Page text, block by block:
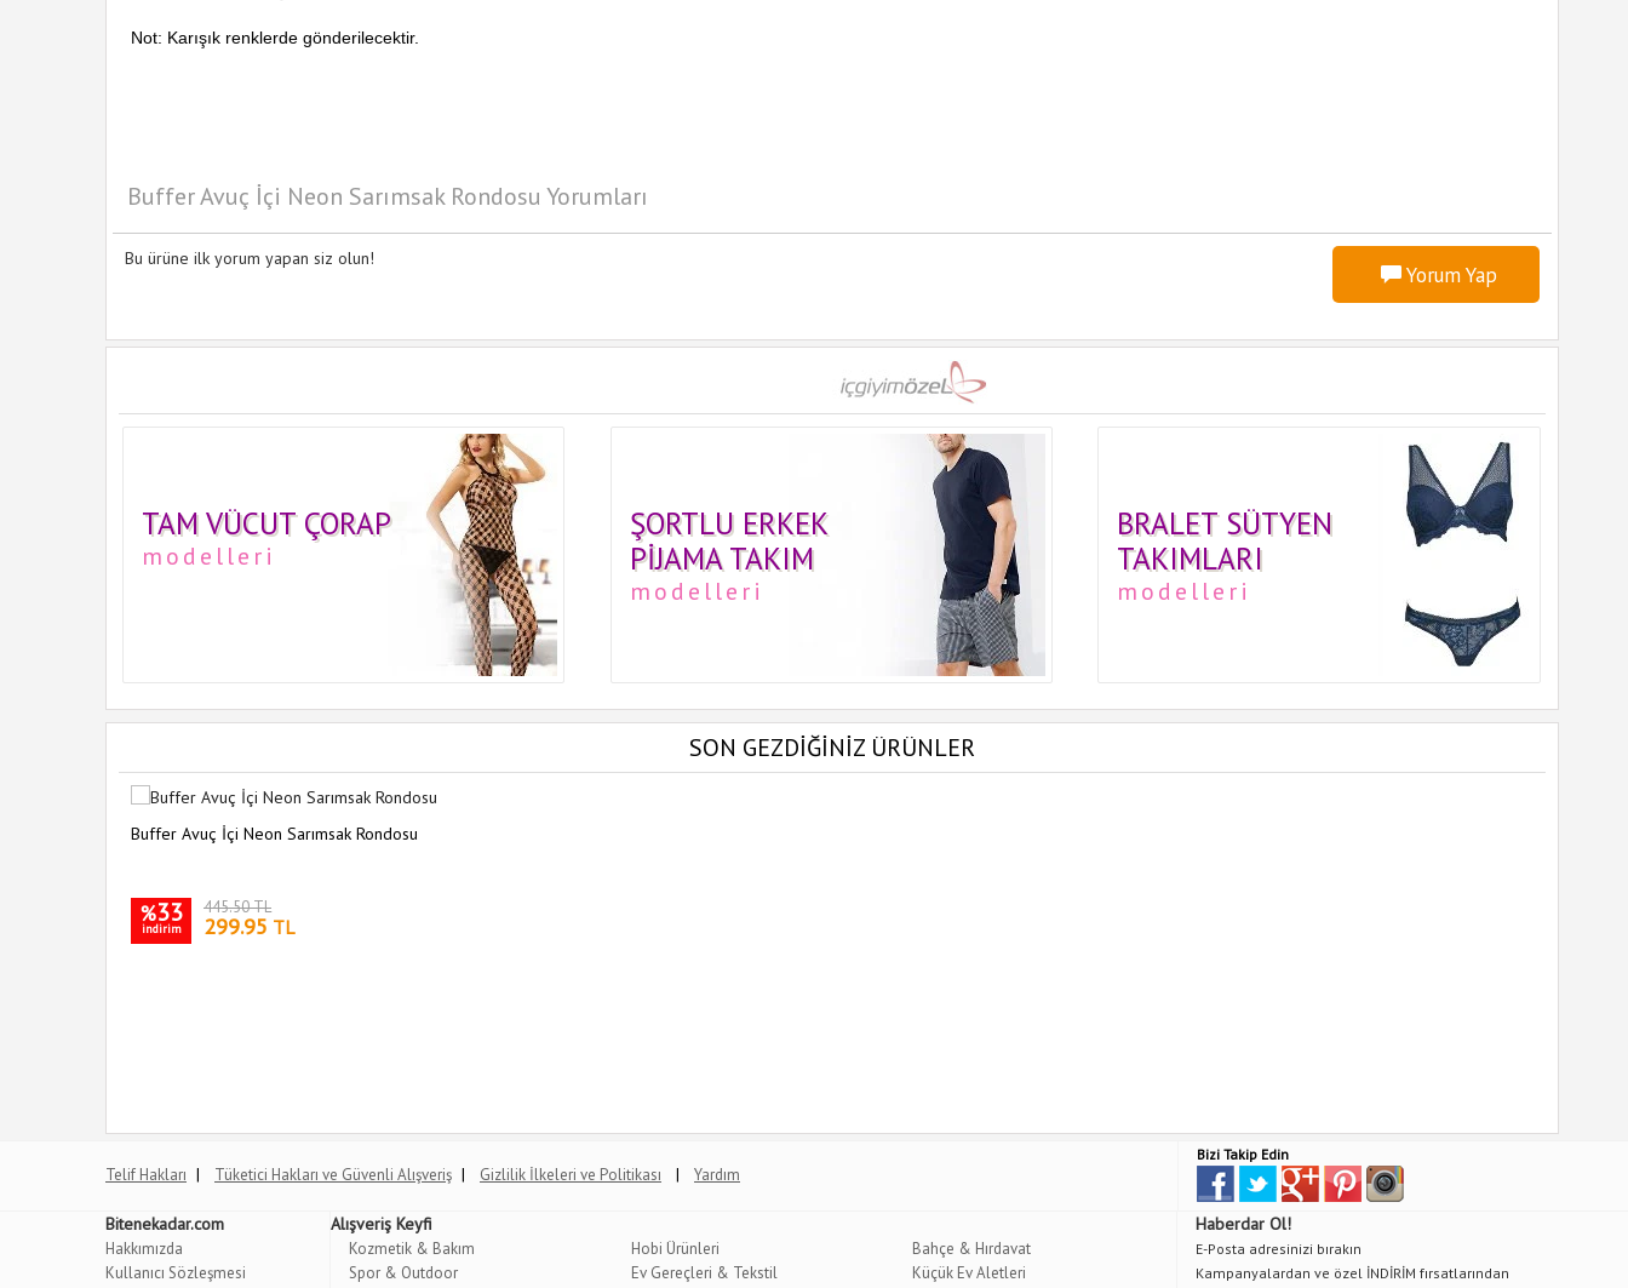
Not: Karışık renklerde gönderilecektir.
Buffer Avuç İçi Neon Sarımsak Rondosu Yorumları
Bu ürüne ilk yorum yapan siz olun!
Yorum Yap
TAM VÜCUT ÇORAP
modelleri
ŞORTLU ERKEK
PIJAMA TAKIM
modelleri
BRALET SÜTYEN
TAKIMLARI
modelleri
SON GEZDİĞİNİZ ÜRÜNLER
Buffer Avuç İçi Neon Sarımsak Rondosu
%33
indirim
445.50 TL
299.95 TL
Telif Hakları | Tüketici Hakları ve Güvenli Alışveriş | Gizlilik İlkeleri ve Politikası | Yardım
Bizi Takip Edin
Bitenekadar.com
Hakkımızda
Kullanıcı Sözleşmesi
Alışveriş Keyfi
Kozmetik & Bakım
Spor & Outdoor
Hobi Ürünleri
Ev Gereçleri & Tekstil
Bahçe & Hırdavat
Küçük Ev Aletleri
Haberdar Ol!
E-Posta adresinizi bırakın
Kampanyalardan ve özel İNDİRİM fırsatlarından